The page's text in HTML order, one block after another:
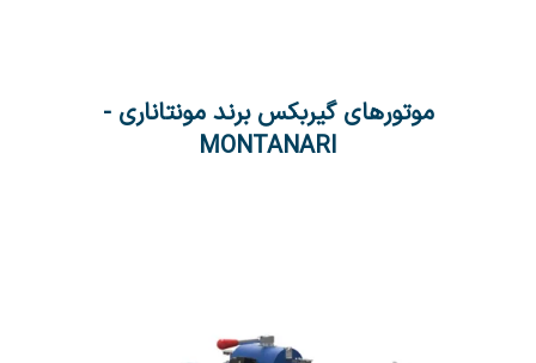
موتورهای گیربکس برند مونتاناری -
MONTANARI